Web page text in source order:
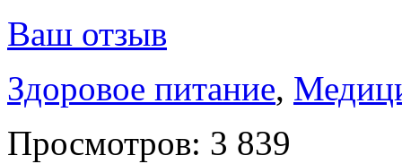
Ваш отзыв
Здоровое питание,
Просмотров: 3 839